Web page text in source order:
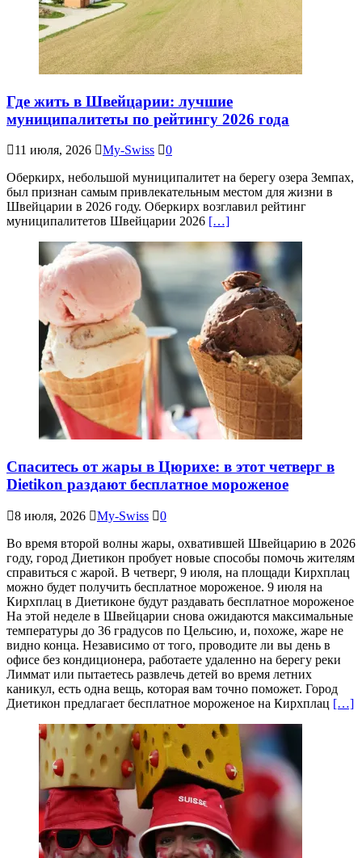
Где жить в Швейцарии: лучшие
муниципалитеты по рейтингу 2026 года
11 июля, 2026 My-Swiss
0
Оберкирх, небольшой муниципалитет на берегу озера Земпах,
был признан самым привлекательным местом для жизни в
Швейцарии в 2026 году. Оберкирх возглавил рейтинг
муниципалитетов Швейцарии 2026 […]
Спаситесь от жары в Цюрихе: в этот четверг в
Dietikon раздают бесплатное мороженое
8 июля, 2026 My-Swiss
0
Во время второй волны жары, охватившей Швейцарию в 2026
году, город Диетикон пробует новые способы помочь жителям
справиться с жарой. В четверг, 9 июля, на площади Кирхплац
можно будет получить бесплатное мороженое. 9 июля на
Кирхплац в Диетиконе будут раздавать бесплатное мороженое
На этой неделе в Швейцарии снова ожидаются максимальные
температуры до 36 градусов по Цельсию, и, похоже, жаре не
видно конца. Независимо от того, проводите ли вы день в
офисе без кондиционера, работаете удаленно на берегу реки
Лиммат или пытаетесь развлечь детей во время летних
каникул, есть одна вещь, которая вам точно поможет. Город
Диетикон предлагает бесплатное мороженое на Кирхплац […]